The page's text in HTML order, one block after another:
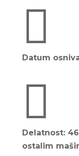

Datum

Delatnost:
ostalim